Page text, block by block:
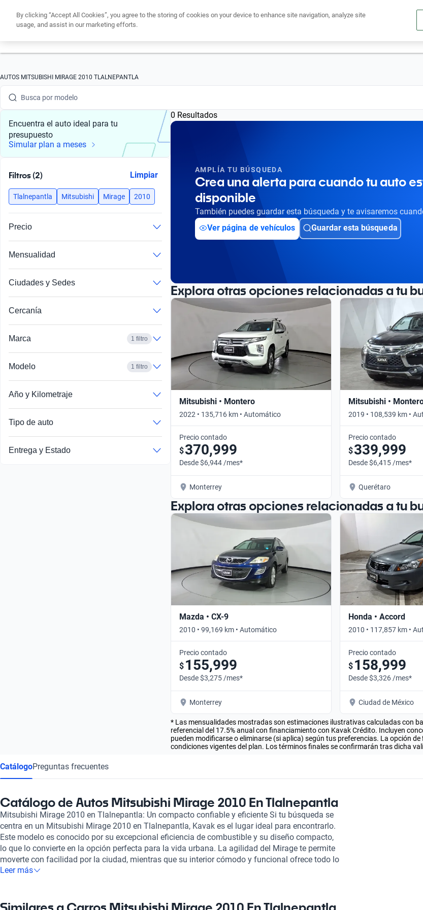
Cuida tu auto
AUTOS MITSUBISHI MIRAGE 2010 TLALNEPANTLA
Busca por marca
Busca por modelo
Busca por versión
Busca por año
Busca por modelo
Busca por año
Encuentra el auto ideal para tu
presupuesto
Simular plan a meses
Filtros (2) Limpiar
Tlalnepantla Mitsubishi Mirage 2010
Precio
Mensualidad
Ciudades y Sedes
Cercanía
Marca 1 filtro
Modelo 1 filtro
Año y Kilometraje
Tipo de auto
Entrega y Estado
0 Resultados
AMPLÍA TU BÚSQUEDA
Crea una alerta para cuando tu auto
disponible
También puedes guardar esta búsqueda y te avisaremos
Ver página de vehículos
Guardar esta búsqueda
Explora otras opciones relacionadas a tu
Mitsubishi • Montero
2022 • 135,716 km • Automático
Precio contado
$370,999
Desde $6,944 /mes*
Monterrey
Mitsubishi •
2019 • 108,539 km •
Precio contado
$339,999
Desde $6,415 /mes*
Querétaro
Explora otras opciones relacionadas a tu
Mazda • CX-9
2010 • 99,169 km • Automático
Precio contado
$ 155,999
Desde $3,275 /mes*
Monterrey
Honda • Accord
2010 • 117,857 km •
Precio contado
$ 158,999
Desde $3,326 /mes*
Ciudad de México
* Las mensualidades mostradas son estimaciones ilustrativas calculadas con
referencial del 17.5% anual con financiamiento con Kavak Crédito. Incluyen
pueden modificarse o eliminarse (si aplica) según tus preferencias. La opción
condiciones vigentes del plan. Los términos finales se confirmarán tras dicha
CatálogoPreguntas frecuentes
Catálogo de Autos Mitsubishi Mirage 2010 En Tlalnepantla
Mitsubishi Mirage 2010 en Tlalnepantla: Un compacto confiable y eficiente Si tu búsqueda se
centra en un Mitsubishi Mirage 2010 en Tlalnepantla, Kavak es el lugar ideal para encontrarlo.
Este modelo es conocido por su excepcional eficiencia de combustible y su diseño compacto,
lo que lo convierte en la opción perfecta para la vida urbana. La agilidad del Mirage te permite
moverte con facilidad por la ciudad, mientras que su interior cómodo y funcional ofrece todo lo
que necesitas para tus viajes diarios. Adquirir un Mitsubishi Mirage 2010 seminuevo con Kavak
condiciones. Esto añade una capa de tranquilidad a tu compra, ya que sabes que estás
Leer más
By clicking “Accept All Cookies”, you agree to the storing of cookies on your device to enhance site navigation, analyze site
usage, and assist in our marketing efforts.